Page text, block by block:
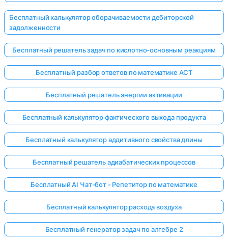
Бесплатный калькулятор оборачиваемости дебиторской
задолженности
Бесплатный решатель задач по кислотно-основным реакциям
Бесплатный разбор ответов по математике ACT
Бесплатный решатель энергии активации
Бесплатный калькулятор фактического выхода продукта
Бесплатный калькулятор аддитивного свойства длины
Бесплатный решатель адиабатических процессов
Бесплатный AI Чат-бот - Репетитор по математике
Бесплатный калькулятор расхода воздуха
Бесплатный генератор задач по алгебре 2